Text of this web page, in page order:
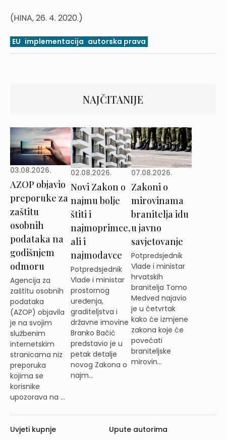
(HINA, 26. 4. 2020.)
EU implementacija autorska prava
NAJČITANIJE
03.08.2026.
AZOP objavio
preporuke za
zaštitu
osobnih
podataka na
godišnjem
odmoru
Agencija za
zaštitu osobnih
podataka
(AZOP) objavila
je na svojim
službenim
internetskim
stranicama niz
preporuka
kojima se
korisnike
upozorava na ...
02.08.2026.
Novi Zakon o
najmu bolje
štiti i
najmoprimce,
ali i
najmodavce
Potpredsjednik
Vlade i ministar
prostornog
uređenja,
graditeljstva i
državne imovine
Branko Bačić
predstavio je u
petak detalje
novog Zakona o
najm...
07.08.2026.
Zakoni o
mirovinama
branitelja idu
u javno
savjetovanje
Potpredsjednik
Vlade i ministar
hrvatskih
branitelja Tomo
Medved najavio
je u četvrtak
kako će izmjene
zakona koje će
povećati
braniteljske
mirovin...
Uvjeti kupnje Upute autorima